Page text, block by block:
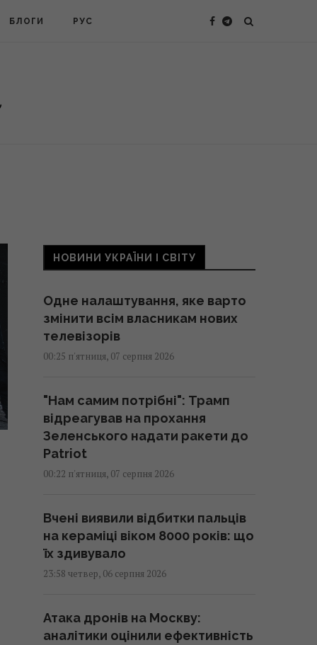
БЛОГИ РУС
НОВИНИ УКРАЇНИ І СВІТУ
Одне налаштування, яке варто
змінити всім власникам нових
телевізорів
00:25 п'ятниця, 07 серпня 2026
"Нам самим потрібні": Трамп
відреагував на прохання
Зеленського надати ракети до
Patriot
00:22 п'ятниця, 07 серпня 2026
Вчені виявили відбитки пальців
на кераміці віком 8000 років: що
їх здивувало
23:58 четвер, 06 серпня 2026
Атака дронів на Москву:
аналітики оцінили ефективність